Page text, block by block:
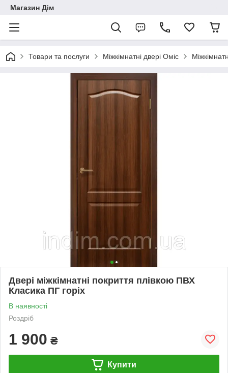
Магазин Дім
Товари та послуги Міжкімнатні двері Оміс
Двері міжкімнатні покриття плівкою ПВХ
Класика ПГ горіх
В наявності
Роздріб
1 900 ₴
Купити